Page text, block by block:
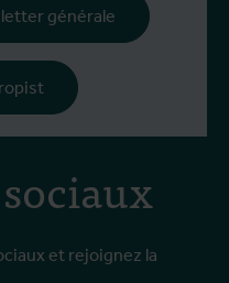
et rejoignez la
générale